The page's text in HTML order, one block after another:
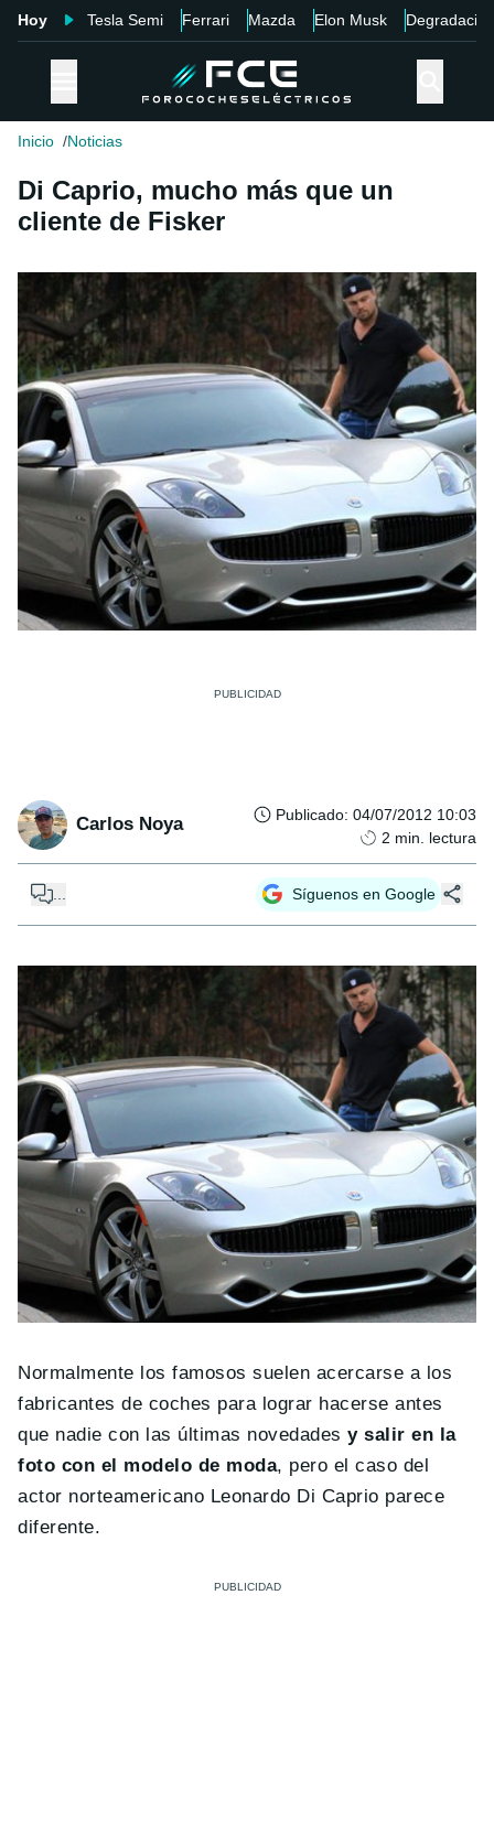
Hoy Tesla Semi Ferrari Mazda Elon Musk Degradación
Inicio Noticias
Di Caprio, mucho más que un
cliente de Fisker
Carlos Noya Publicado: 04/07/2012 10:03
2 min. lectura
Síguenos en Google
Normalmente los famosos suelen acercarse a los
fabricantes de coches para lograr hacerse antes
que nadie con las últimas novedades y salir en la
foto con el modelo de moda, pero el caso del
actor norteamericano Leonardo Di Caprio parece
diferente.